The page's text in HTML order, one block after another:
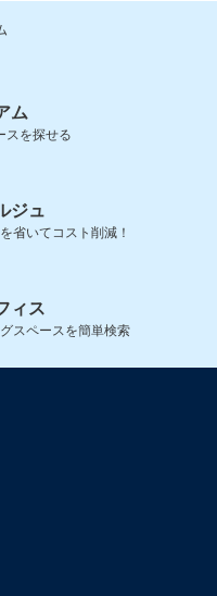
ム
スを探せる
ジュ
省いてコスト削減！
ィス
スペースを簡単検索